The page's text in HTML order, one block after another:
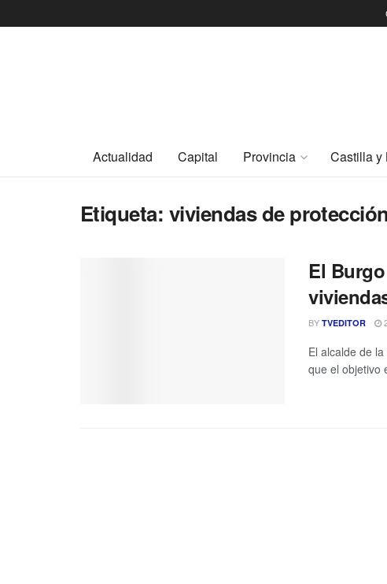
Actualidad Capital Provincia Castilla y
Etiqueta: viviendas de
El
BY TVEDITOR
El alcalde de
que el objetivo